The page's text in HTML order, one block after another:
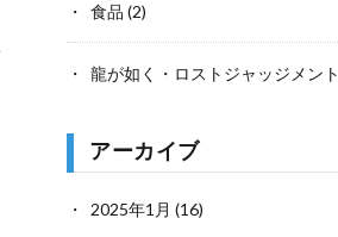
食品 (2)
龍が如く・ロストジャッジメント
アーカイブ
2025年1月 (16)